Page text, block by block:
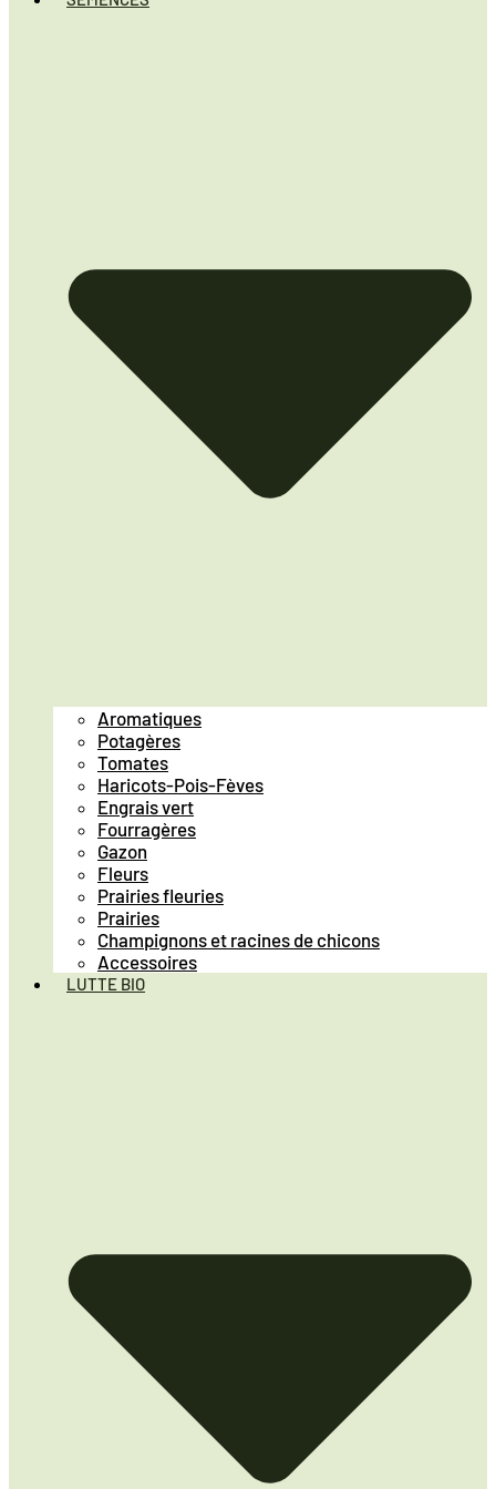
Aromatiques
Potagères
Tomates
Haricots-Pois-Fèves
Engrais vert
Fourragères
Gazon
Fleurs
Prairies fleuries
Prairies
Champignons et racines de chicons
Accessoires
LUTTE BIO